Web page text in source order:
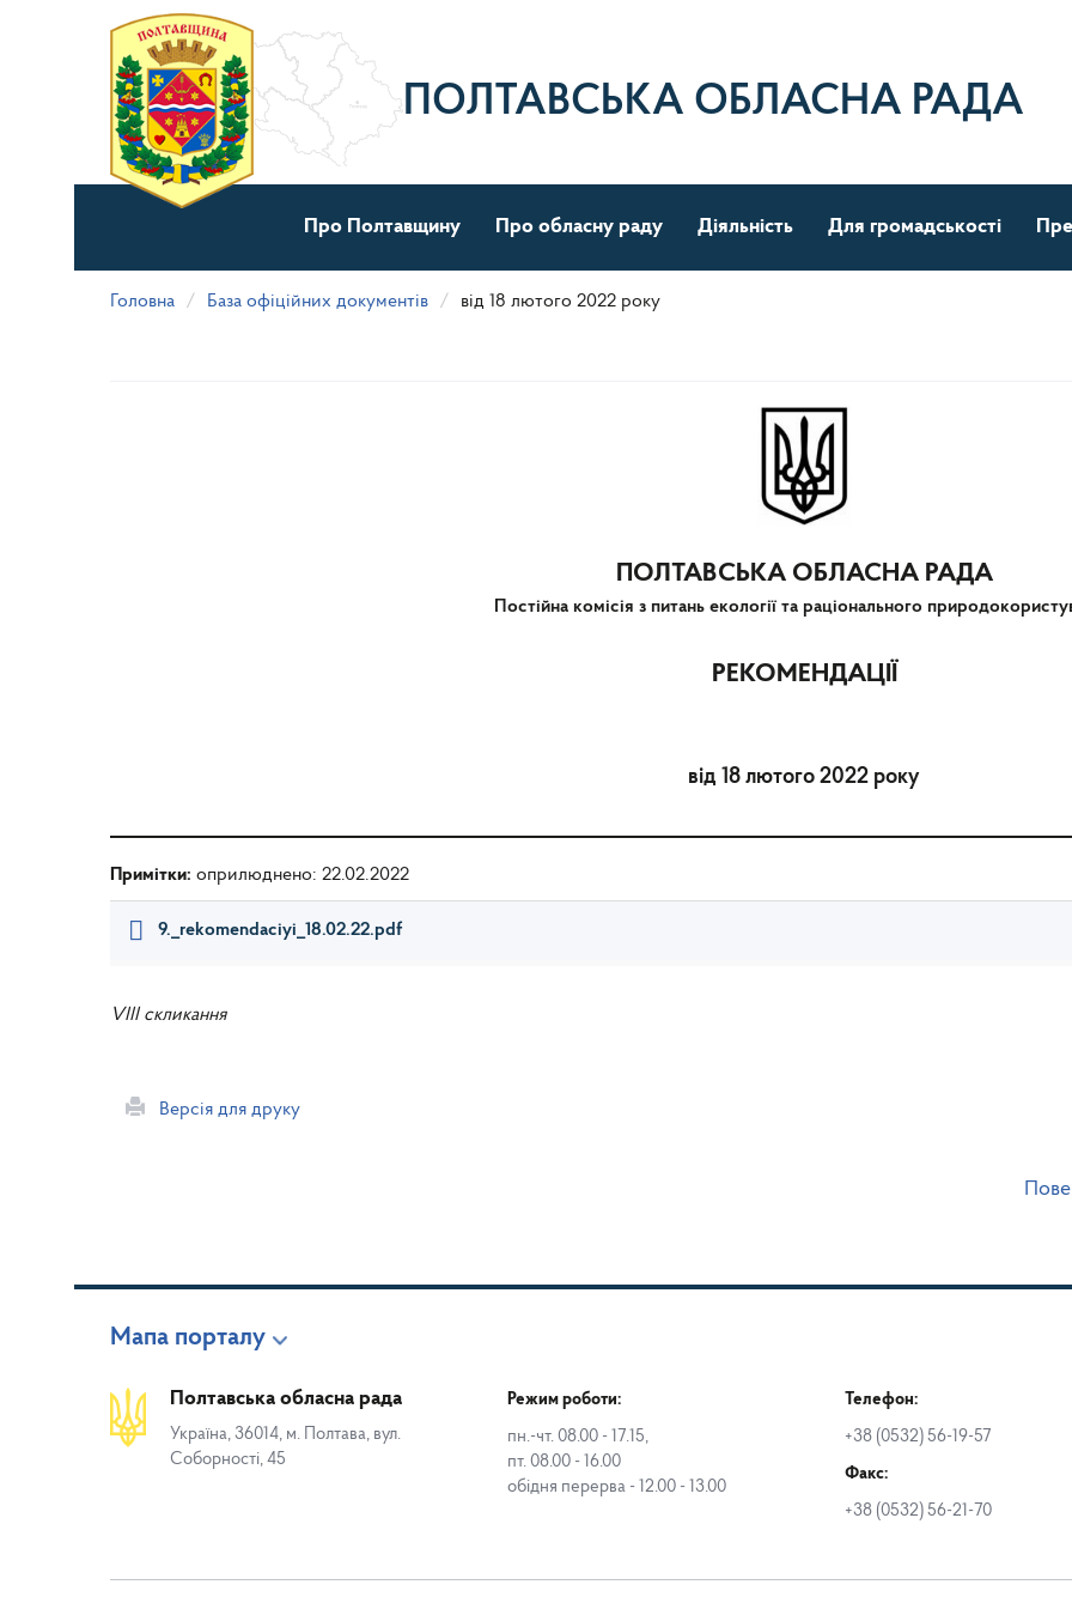
матеріалу
ПОЛТАВСЬКА ОБЛАСНА РАДА
Про Полтавщину Про обласну раду Діяльність Для громадськості
Головна База офіційних документів від 18 лютого 2022 року
ПОЛТАВСЬКА ОБЛАСНА РАДА
Постійна комісія з питань екології та раціонального
РЕКОМЕНДАЦІЇ
від 18 лютого 2022 року
Примітки: оприлюднено: 22.02.2022
9._rekomendaciyi_18.02.22.pdf
VIII скликання
Версія для друку
Мапа порталу
Полтавська обласна рада
Україна, 36014, м. Полтава, вул.
Соборності, 45
Режим роботи:
пн.-чт. 08.00 - 17.15,
пт. 08.00 - 16.00
обідня перерва - 12.00 - 13.00
Телефон:
+38 (0532) 56-19-57
Факс:
+38 (0532) 56-21-70